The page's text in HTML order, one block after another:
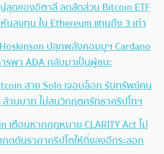
สุดของอิตาลี ลดสัดส่วน Bitcoin ETF
นลงทุน ใน Ethereum แทนถึง 3 เท่า
ปลุกพลังคอมมูฯ Cardano
รพา ADA กลับมาเป็นผู้ชนะ
สาย Solo เจอบล็อก รับทรัพย์คน
ล้านบาท ไม่สนวิกฤตศรัทธาคริปโทฯ
เตือนหากกฎหมาย CLARITY Act ไม่
ดดันราคาคริปโตให้ดิ่งลงอีกระลอก